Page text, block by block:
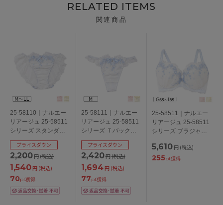
RELATED ITEMS
関連商品
25-58110｜ナルエー
リアージュ 25-58511
シリーズ スタンダー
ドショーツ M/L/LL
2,200円(税込)
プライスダウン
1,540円 (税込)
70pt獲得
25-58111｜ナルエー
リアージュ 25-58511
シリーズ Ｔバックシ
ョーツ M
2,420円(税込)
プライスダウン
1,694円 (税込)
77pt獲得
25-58511｜ナルエー
リアージュ 25-58511
シリーズ ブラジャー
GHIカップ アンダー
65/70/75/80/85cm
5,610 円 (税込)
255pt獲得